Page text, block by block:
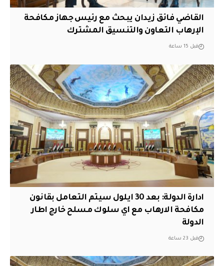
القاضي فائق زيدان يبحث مع رئيس جهاز مكافحة
الإرهاب التعاون والتنسيق المشترك
قبل 15 ساعة
ادارة الدولة: بعد 30 ايلول سيتم التعامل بقانون
مكافحة الارهاب مع اي سلوك مسلح خارج اطار
الدولة
قبل 23 ساعة